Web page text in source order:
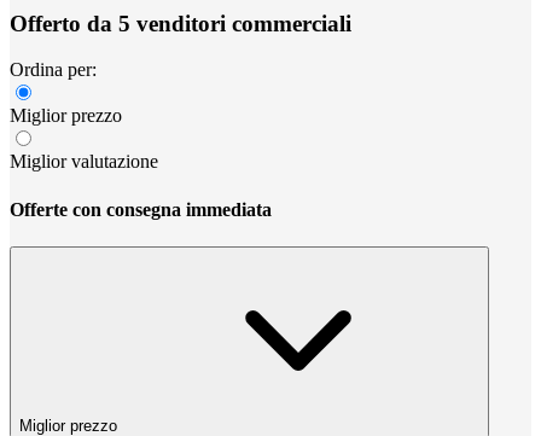
Offerto da 5 venditori commerciali
Ordina per:
Miglior prezzo
Miglior valutazione
Offerte con consegna immediata
Miglior prezzo